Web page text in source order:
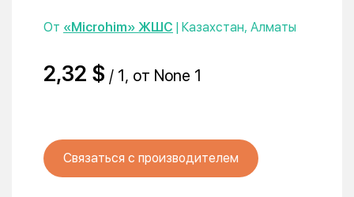
От «Microhim» ЖШС | Казахстан, Алматы
2,32 $ / 1, от None 1
Связаться с производителем